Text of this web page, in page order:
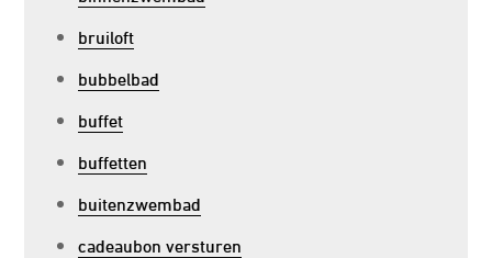
bruiloft
bubbelbad
buffet
buffetten
buitenzwembad
cadeaubon versturen